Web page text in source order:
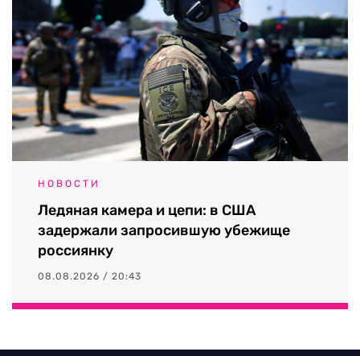
НОВОСТИ
Ледяная камера и цепи: в США
задержали запросившую убежище
россиянку
08.08.2026 / 20:43